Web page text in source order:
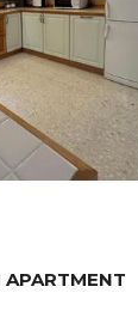
APARTMENT